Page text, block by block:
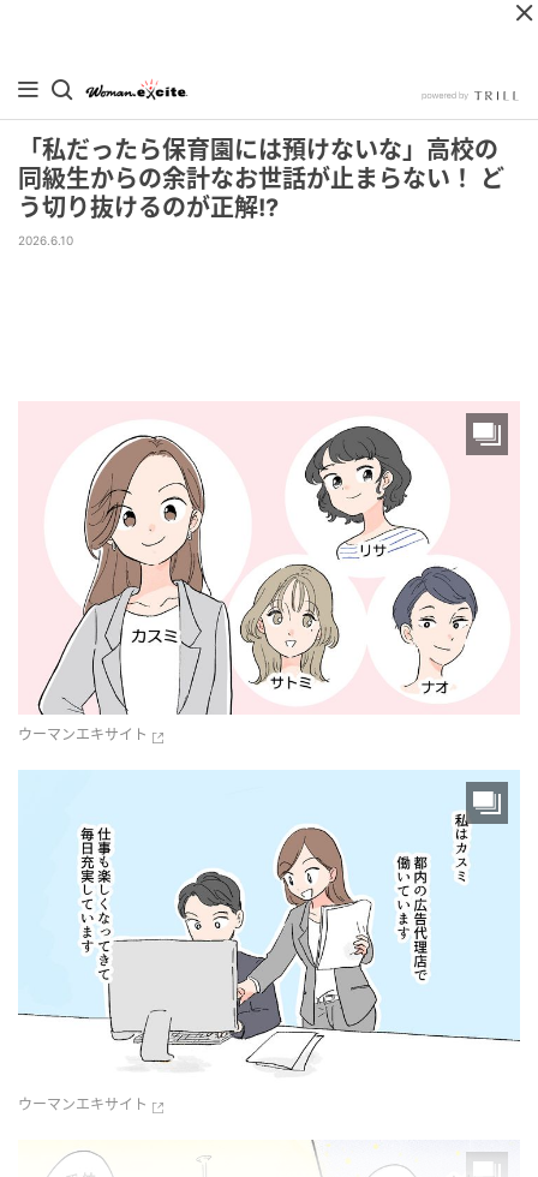
「私だったら保育園には預けないな」高校の
同級生からの余計なお世話が止まらない！ ど
う切り抜けるのが正解!?
2026.6.10
ウーマンエキサイト
ウーマンエキサイト